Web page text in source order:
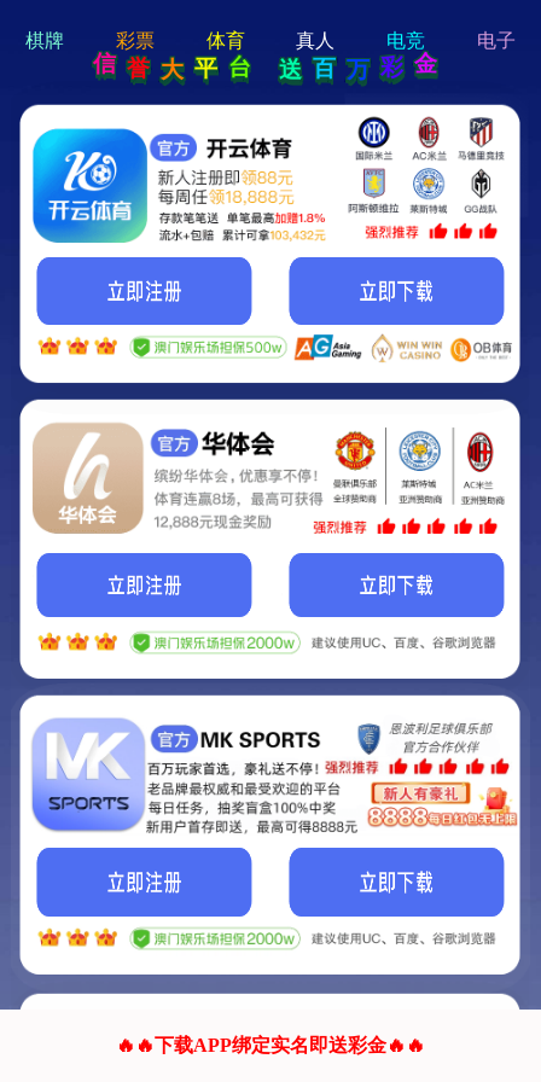
hi 💗
Hey Guys!
我们即将上线啦...
我们的网站正在建设.
它将是非常棒的网站.
联系我们!